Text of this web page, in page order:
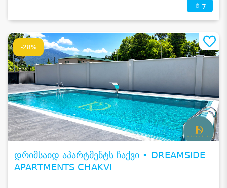
7
-28%
დრიმსაიდ აპარტმენტს ჩაქვი • DREAMSIDE
APARTMENTS CHAKVI